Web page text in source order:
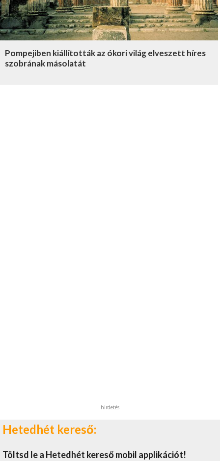
Pompejiben kiállították az ókori világ elveszett híres
szobrának másolatát
hirdetés
Hetedhét kereső:
Töltsd le a Hetedhét kereső mobil applikációt!